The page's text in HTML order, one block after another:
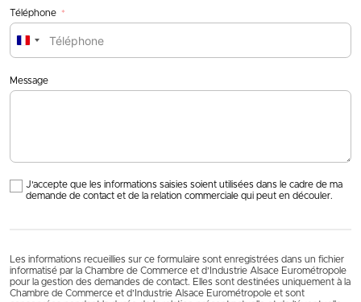
Téléphone
France
Message
J'accepte que les informations saisies soient utilisées dans le cadre de ma
demande de contact et de la relation commerciale qui peut en découler.
Les informations recueillies sur ce formulaire sont enregistrées dans un fichier
informatisé par la Chambre de Commerce et d’Industrie Alsace Eurométropole
pour la gestion des demandes de contact. Elles sont destinées uniquement à la
Chambre de Commerce et d’Industrie Alsace Eurométropole et sont